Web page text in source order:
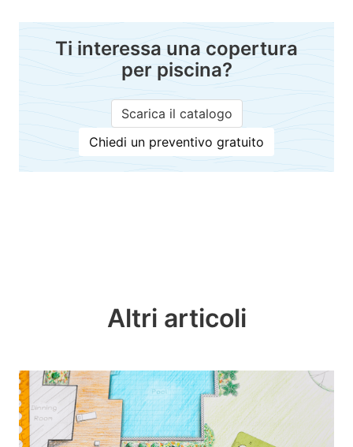
Ti interessa una copertura
per piscina?
Scarica il catalogo
Chiedi un preventivo gratuito
Altri articoli